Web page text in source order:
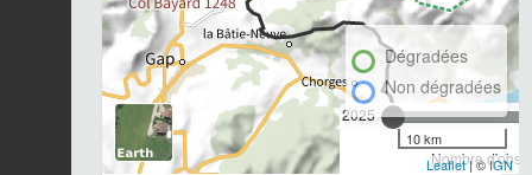
2025
Nombre
Dégradées
Non dégradées
10 km
Leaflet| ©IGN